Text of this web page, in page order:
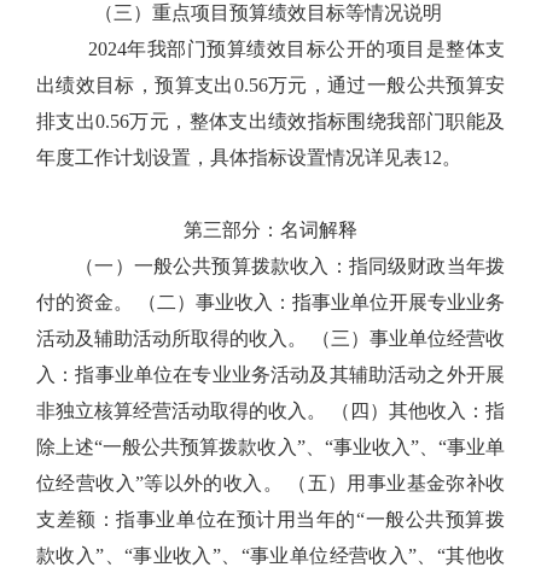
（三）重点项目预算绩效目标等情况说明
2024年我部门预算绩效目标公开的项目是整体支
出绩效目标，预算支出0.56万元，通过一般公共预算安
排支出0.56万元，整体支出绩效指标围绕我部门职能及
年度工作计划设置，具体指标设置情况详见表12。
第三部分：名词解释
（一）一般公共预算拨款收入：指同级财政当年拨
付的资金。 （二）事业收入：指事业单位开展专业业务
活动及辅助活动所取得的收入。 （三）事业单位经营收
入：指事业单位在专业业务活动及其辅助活动之外开展
非独立核算经营活动取得的收入。 （四）其他收入：指
除上述“一般公共预算拨款收入”、“事业收入”、“事业单
位经营收入”等以外的收入。 （五）用事业基金弥补收
支差额：指事业单位在预计用当年的“一般公共预算拨
款收入”、“事业收入”、“事业单位经营收入”、“其他收